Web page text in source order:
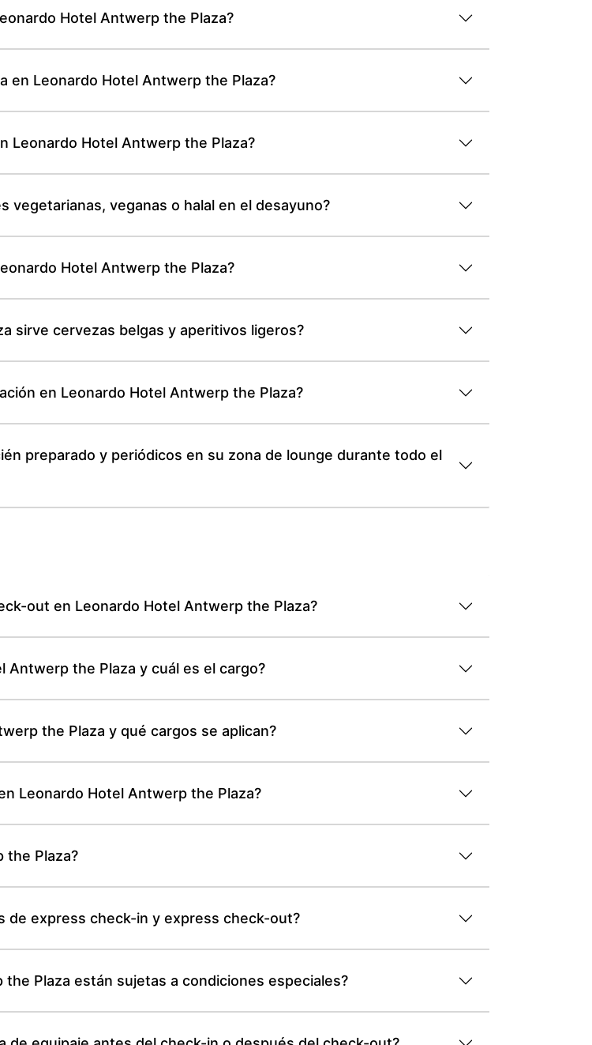
Hotel Antwerp the Plaza?
en Leonardo Hotel Antwerp the Plaza?
Leonardo Hotel Antwerp the Plaza?
vegetarianas, veganas o halal en el desayuno?
Hotel Antwerp the Plaza?
sirve cervezas belgas y aperitivos ligeros?
en Leonardo Hotel Antwerp the Plaza?
preparado y periódicos en su zona de lounge durante todo el
out en Leonardo Hotel Antwerp the Plaza?
Antwerp the Plaza y cuál es el cargo?
the Plaza y qué cargos se aplican?
Leonardo Hotel Antwerp the Plaza?
the Plaza?
de express check-in y express check-out?
Plaza están sujetas a condiciones especiales?